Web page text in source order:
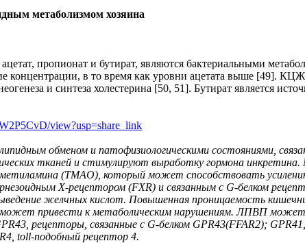
метаболизмом хозяина
пропионат и бутират, являются бактериальными
концентрации, в то время как уровни ацетата выше [49].
и синтеза холестерина [50, 51]. Бутират является
view?usp=share_link
обменом и патофизиологическими состояниями,
тканей и стимулируют выработку гормона
(TMAO), который может способствовать усилению
X-рецептором (FXR) и связанным с G-белком
желчных кислот. Повышенная проницаемость
привести к метаболическим нарушениям. ЛПВП
рецепторы, связанные с G-белком GPR43(FFAR2);
toll-подобный рецептор 4.